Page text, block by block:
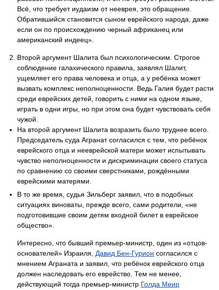
Всё, что требует иудаизм от нееврея, это обращение.
Обратившийся становится сыном еврейского народа, даже
если он по происхождению черный африканец или
американский индеец».
Второй аргумент Шалита был психологическим. Строгое
соблюдение галахического правила, заявлял Шалит,
ущемляет его права человека и отца, а у ребёнка может
вызвать комплекс неполноценности. Ведь Галия будет расти
среди еврейских детей, говорить с ними на одном языке,
играть в одни игры, но при этом она будет чувствовать себя
чужой.
На второй аргумент Шалита возразить было труднее всего.
Председатель суда Агранат согласился с тем, что ребёнок
еврейского отца и нееврейской матери может испытывать
чувство неполноценности и дискриминации своего статуса
по сравнению со своими сверстниками, рождёнными
еврейскими матерями.
В то же время, судья Зильберг заявил, что в подобных
ситуациях виноваты, прежде всего, сами родители, «не
подготовившие своим детям входной билет в еврейское
общество».
Интересно, что бывший премьер-министр, один из «отцов-
основателей» Израиля, Давид Бен-Гурион согласился с
мнением Аграната и заявил, что ребёнок еврейского отца
должен наследовать его еврейство. Тем не менее,
действующий тогда премьер-министр Голда Меир